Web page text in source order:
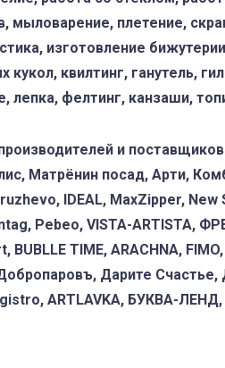
плетение,
изготовление
квилтинг, ганутель,
лепка, фелтинг, канзаши,
и
Матрёнин посад, Арти,
IDEAL, MaxZipper, New
Pebeo, VISTA-ARTISTA,
TIME, ARACHNA,
Дарите
ARTLAVKA, БУКВА-